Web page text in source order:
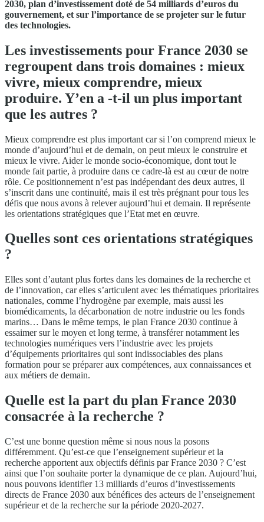
2030, plan d’investissement doté de 54 milliards d’euros du
gouvernement, et sur l’importance de se projeter sur le futur
des technologies.
Les investissements pour France 2030 se
regroupent dans trois domaines : mieux
vivre, mieux comprendre, mieux
produire. Y’en a -t-il un plus important
que les autres ?
Mieux comprendre est plus important car si l’on comprend mieux le
monde d’aujourd’hui et de demain, on peut mieux le construire et
mieux le vivre. Aider le monde socio-économique, dont tout le
monde fait partie, à produire dans ce cadre-là est au cœur de notre
rôle. Ce positionnement n’est pas indépendant des deux autres, il
s’inscrit dans une continuité, mais il est très prégnant pour tous les
défis que nous avons à relever aujourd’hui et demain. Il représente
les orientations stratégiques que l’Etat met en œuvre.
Quelles sont ces orientations stratégiques
?
Elles sont d’autant plus fortes dans les domaines de la recherche et
de l’innovation, car elles s’articulent avec les thématiques prioritaires
nationales, comme l’hydrogène par exemple, mais aussi les
biomédicaments, la décarbonation de notre industrie ou les fonds
marins… Dans le même temps, le plan France 2030 continue à
essaimer sur le moyen et long terme, à transférer notamment les
technologies numériques vers l’industrie avec les projets
d’équipements prioritaires qui sont indissociables des plans
formation pour se préparer aux compétences, aux connaissances et
aux métiers de demain.
Quelle est la part du plan France 2030
consacrée à la recherche ?
C’est une bonne question même si nous nous la posons
différemment. Qu’est-ce que l’enseignement supérieur et la
recherche apportent aux objectifs définis par France 2030 ? C’est
ainsi que l’on souhaite porter la dynamique de ce plan. Aujourd’hui,
nous pouvons identifier 13 milliards d’euros d’investissements
directs de France 2030 aux bénéfices des acteurs de l’enseignement
supérieur et de la recherche sur la période 2020-2027.